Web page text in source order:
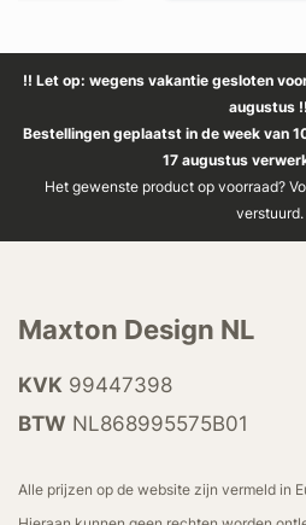
!! Let op: wegens vakantie gesloten
augustus !!
Bestellingen geplaatst in de week van
17 augustus
Het gewenste product op voorraad?
verstuurd.
Maxton Design NL
KVK 99447398
BTW NL868995575B01
Alle prijzen op de website zijn vermeld in